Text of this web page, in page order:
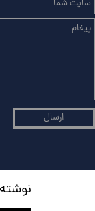
ارسال